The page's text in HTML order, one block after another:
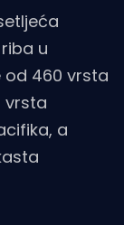
u
od 460 vrsta
vrsta
a